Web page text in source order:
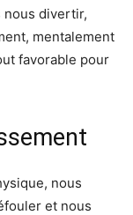
nous divertir,
mentalement
favorable pour
nous
et nous